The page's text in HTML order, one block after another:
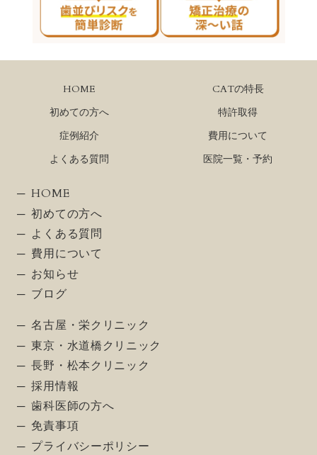
HOME
CATの特長
初めての方へ
特許取得
症例紹介
費用について
よくある質問
医院一覧・予約
HOME
初めての方へ
よくある質問
費用について
お知らせ
ブログ
名古屋・栄クリニック
東京・水道橋クリニック
長野・松本クリニック
採用情報
歯科医師の方へ
免責事項
プライバシーポリシー